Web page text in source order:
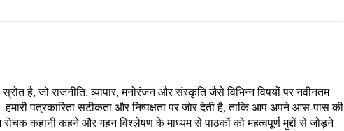
है, जो राजनीति, व्यापार, मनोरंजन और संस्कृति जैसे विभिन्न विषयों पर नवीनतम
पत्रकारिता सटीकता और निष्पक्षता पर जोर देती है, ताकि आप अपने आस-पास की
कहानी कहने और गहन विश्लेषण के माध्यम से पाठकों को महत्वपूर्ण मुद्दों से जोड़ने